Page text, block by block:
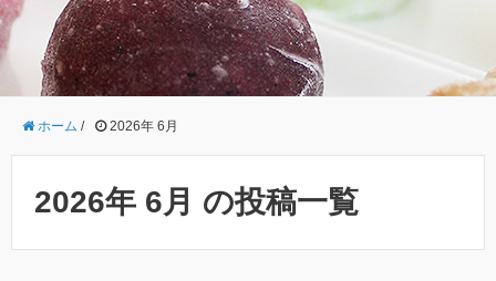
ホーム / 2026年 6月
2026年 6月 の投稿一覧